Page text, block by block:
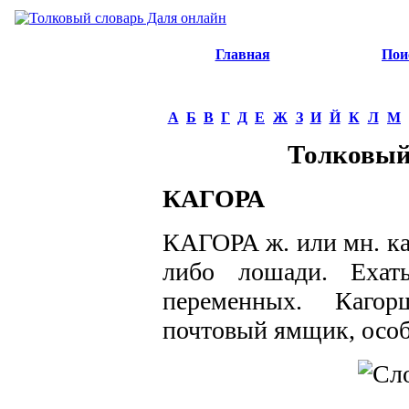
Главная
А Б В Г Д Е Ж З И Й К Л М
КАГОРА
КАГОРА ж. или мн.
либо лошади.
переменных.
почтовый ямщик,